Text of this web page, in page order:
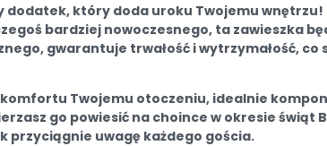
który doda uroku Twojemu wnętrzu!
bardziej nowoczesnego, ta zawieszka
gwarantuje trwałość i wytrzymałość, co
Twojemu otoczeniu, idealnie
go powiesić na choince w okresie świąt
przyciągnie uwagę każdego gościa.